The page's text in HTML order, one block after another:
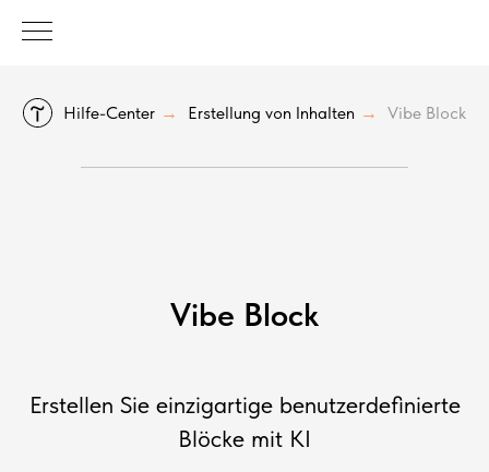
Hilfe-Center → Erstellung von Inhalten → Vibe Block
Vibe Block
Erstellen Sie einzigartige benutzerdefinierte
Blöcke mit KI